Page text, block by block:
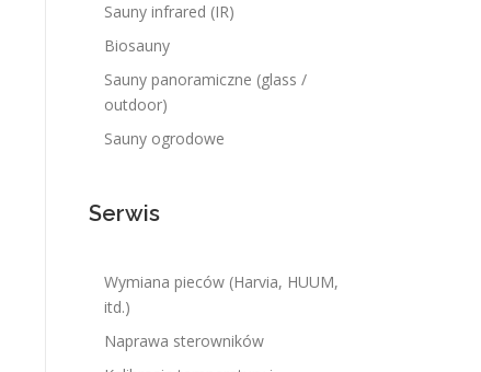
Sauny infrared (IR)
Biosauny
Sauny panoramiczne (glass /
outdoor)
Sauny ogrodowe
Serwis
Wymiana pieców (Harvia, HUUM,
itd.)
Naprawa sterowników